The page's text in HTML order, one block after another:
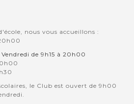
nous vous accueillons :
de 9h15 à 20h00
le Club est ouvert de 9h00